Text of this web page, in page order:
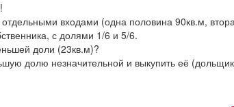
входами (одна половина 90кв.м,
с долями 1/6 и 5/6.
доли (23кв.м)?
долю незначительной и выкупить её